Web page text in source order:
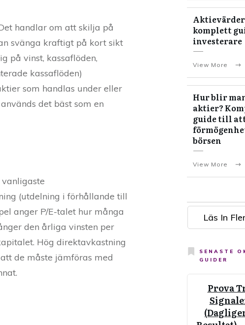
handlar om att skilja på
svänga kraftigt på kort sikt
på vinst, kassaflöden,
kassaflöden)
som handlas under eller
det bäst som en
(utdelning i förhållande till
anger P/E-talet hur många
den årliga vinsten per
Hög direktavkastning
de måste jämföras med
komplett
investerare
View More
Hur blir
aktier?
guide till
börsen
View More
Läs In
SENASTE
GUIDER
Prova